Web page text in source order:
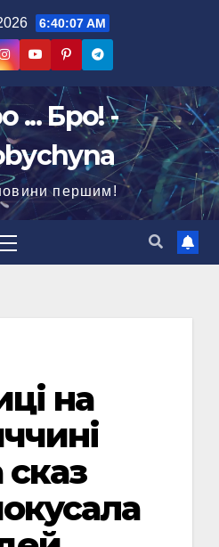
6:40:08 AM
... Бро! -
першим!
на
сказ